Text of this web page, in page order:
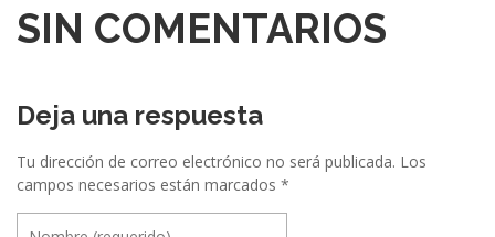
SIN COMENTARIOS
Deja una respuesta
Tu dirección de correo electrónico no será publicada. Los
campos necesarios están marcados *